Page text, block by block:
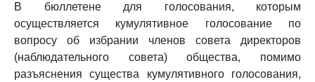
В бюллетене для голосования, которым
осуществляется кумулятивное голосование по
вопросу об избрании членов совета директоров
(наблюдательного совета) общества, помимо
разъяснения существа кумулятивного голосования,